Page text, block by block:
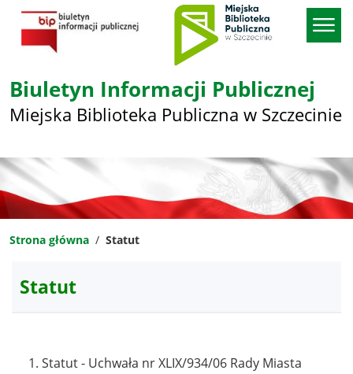
Biuletyn Informacji Publicznej
Miejska Biblioteka Publiczna w Szczecinie
Strona główna Statut
Statut
Statut - Uchwała nr XLIX/934/06 Rady Miasta